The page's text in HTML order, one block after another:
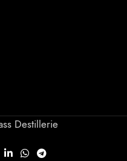
Destillerie